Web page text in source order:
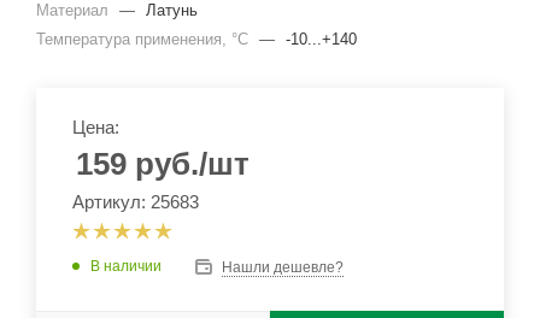
Материал
— Латунь
Температура применения, °C — -10...+140
Цена:
159 руб./шт
Артикул: 25683
В наличии Нашли дешевле?